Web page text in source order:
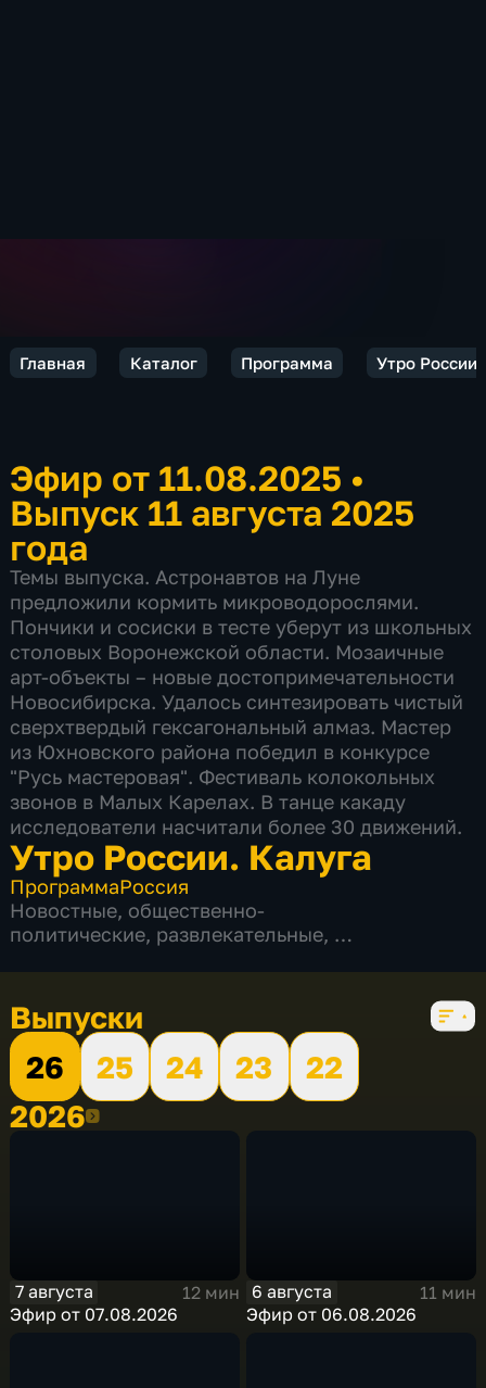
Главная Каталог Программа Утро
Эфир от 11.08.2025 •
Выпуск 11 августа 2025
года
Темы выпуска. Астронавтов на Луне
предложили кормить микроводорослями.
Пончики и сосиски в тесте уберут из школьных
столовых Воронежской области. Мозаичные
арт-объекты – новые достопримечательности
Новосибирска. Удалось синтезировать чистый
сверхтвердый гексагональный алмаз. Мастер
из Юхновского района победил в конкурсе
"Русь мастеровая". Фестиваль колокольных
звонов в Малых Карелах. В танце какаду
исследователи насчитали более 30 движений.
Утро России. Калуга
ПрограммаРоссия
Новостные, общественно-
политические, развлекательные,
Выпуски
26
25 24 23
22
20262026
7 августа
12 мин
Эфир от 07.08.2026
6 августа
11 мин
Эфир от 06.08.2026